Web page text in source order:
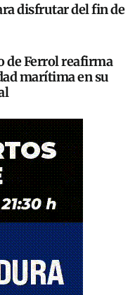
disfrutar del fin de
de Ferrol reafirma
marítima en su